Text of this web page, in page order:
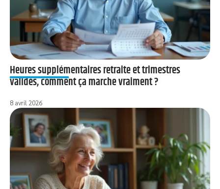
Heures supplémentaires retraite et trimestres
validés, comment ça marche vraiment ?
8 avril 2026